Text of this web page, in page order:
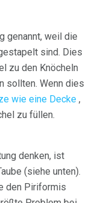
genannt, weil die
sind. Dies
zu den Knöcheln
sollten. Wenn dies
wie eine Decke ,
zu füllen.
denken, ist
(siehe unten).
den Piriformis